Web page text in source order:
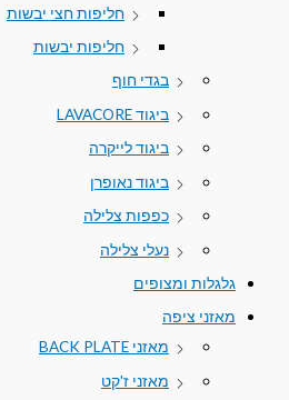
חליפות חצי יבשות
חליפות יבשות
בגדי חוף
ביגוד LAVACORE
ביגוד לייקרה
ביגוד נאופרן
כפפות צלילה
נעלי צלילה
גלגלות ומצופים
מאזני ציפה
מאזני BACK PLATE
מאזני ז'קט